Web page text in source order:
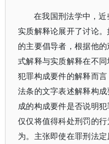
在我国刑法学中，
实质解释论展开了讨论
的主要倡导者，根据他
式解释与实质解释在不
犯罪构成要件的解释而
法条的文字表述解释构
成的构成要件是否说明
仅仅将值得科处刑罚的
为。主张即使在罪刑法